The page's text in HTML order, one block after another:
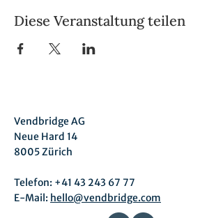
Diese Veranstaltung teilen
Vendbridge AG
Neue Hard 14
8005 Zürich
Telefon: +41 43 243 67 77
E-Mail: hello@vendbridge.com